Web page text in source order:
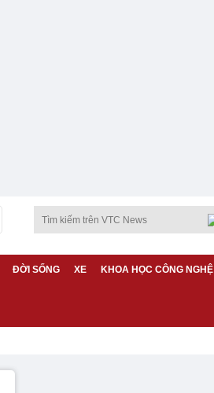
ĐỜI SỐNG XE KHOA HỌC CÔNG NGHỆ